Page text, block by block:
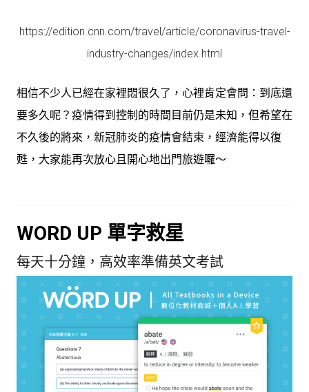
https://edition.cnn.com/travel/article/coronavirus-travel-
industry-changes/index.html
相信不少人已經在家裡悶很久了，心裡肯定會問：到底還
要多久呢？疫情得到控制的時間目前仍是未知，但希望在
不久後的將來，新冠肺炎的疫情會結束，經濟能得以復
甦，大家能再次放心且開心地出門旅遊囉～
WORD UP 單字救星
每天十分鐘，高效率準備英文考試